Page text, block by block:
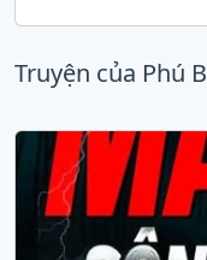
Truyện của Phú